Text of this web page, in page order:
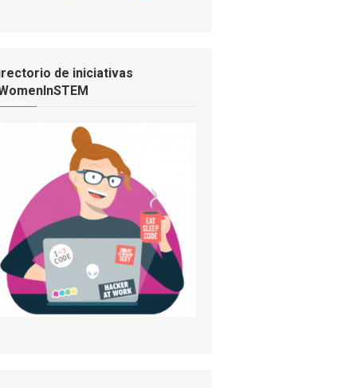
de iniciativas